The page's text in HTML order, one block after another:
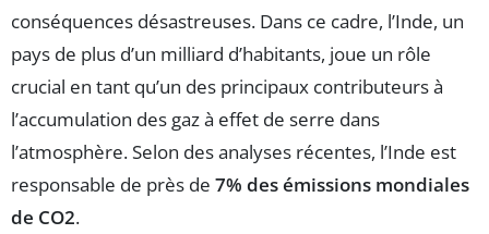
conséquences désastreuses. Dans ce cadre, l’Inde, un
pays de plus d’un milliard d’habitants, joue un rôle
crucial en tant qu’un des principaux contributeurs à
l’accumulation des gaz à effet de serre dans
l’atmosphère. Selon des analyses récentes, l’Inde est
responsable de près de 7% des émissions mondiales
de CO2.